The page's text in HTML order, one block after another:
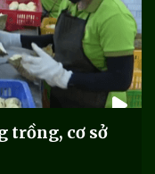
trồng, cơ sở